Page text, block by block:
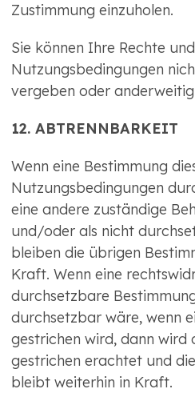
Zustimmung einzuholen.
Sie können Ihre Rechte
Nutzungsbedingungen
vergeben oder
12. ABTRENNBARKEIT
Wenn eine Bestimmung
Nutzungsbedingungen
eine andere zuständige
und/oder als nicht
bleiben die übrigen
Kraft. Wenn eine
durchsetzbare
durchsetzbar wäre, wenn
gestrichen wird, dann wird
gestrichen erachtet und
bleibt weiterhin in Kraft.